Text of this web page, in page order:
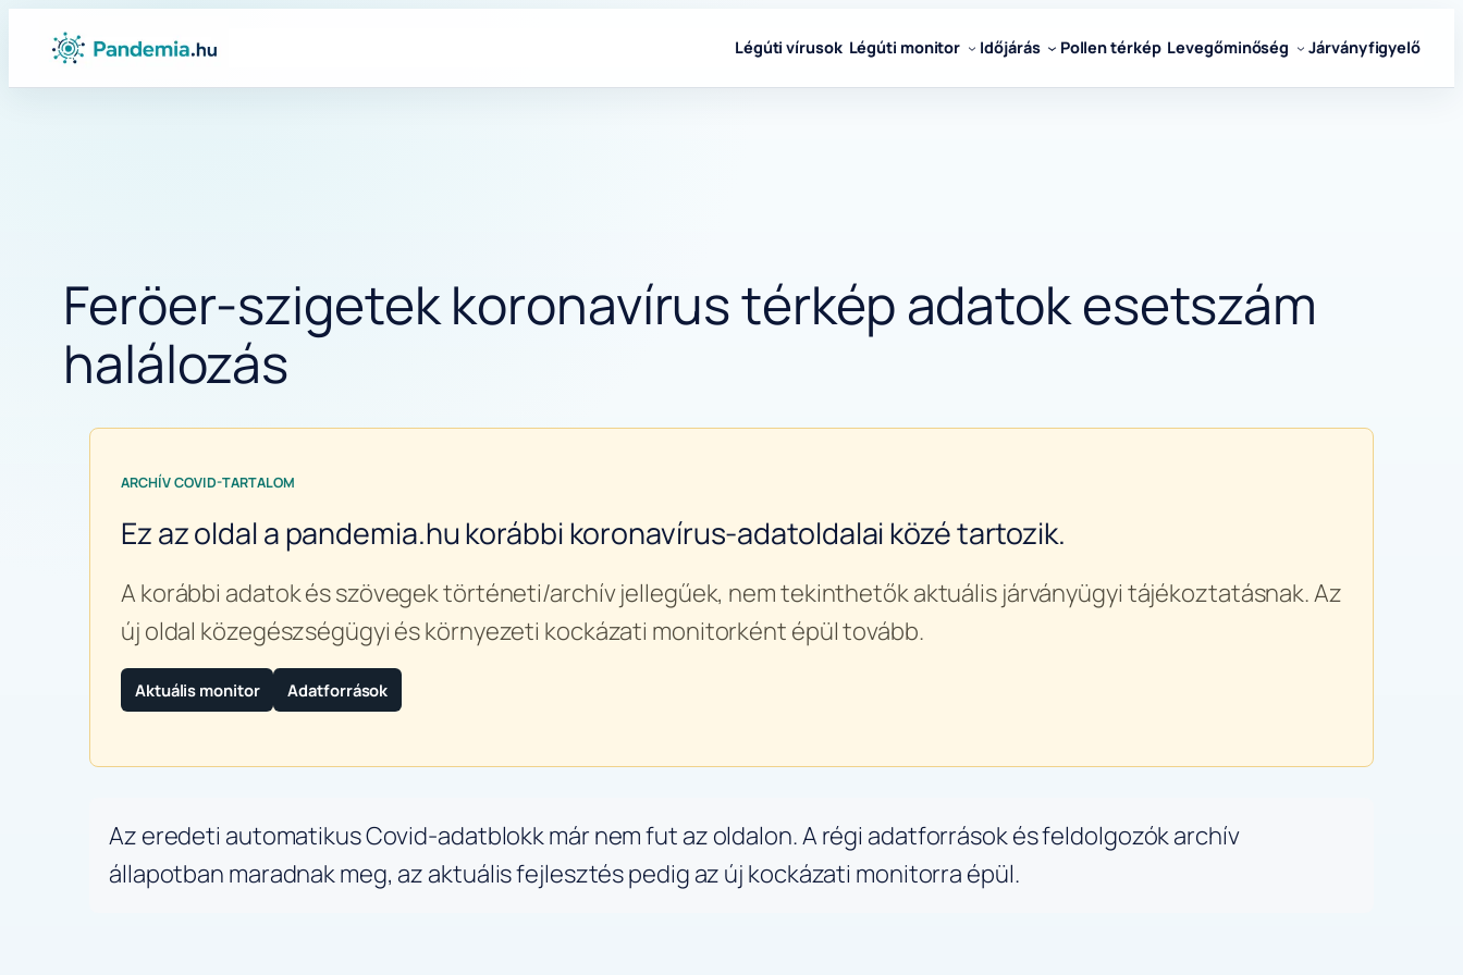
Ugrás
tartalomhoz
Légúti vírusok Légúti monitor Időjárás Pollen térkép Levegőminőség Járványfigyelő
Feröer-szigetek koronavírus térkép adatok esetszám
halálozás
ARCHÍV COVID-TARTALOM
Ez az oldal a pandemia.hu korábbi koronavírus-adatoldalai közé tartozik.
A korábbi adatok és szövegek történeti/archív jellegűek, nem tekinthetők aktuális járványügyi tájékoztatásnak. Az
új oldal közegészségügyi és környezeti kockázati monitorként épül tovább.
Aktuális monitor Adatforrások
Az eredeti automatikus Covid-adatblokk már nem fut az oldalon. A régi adatforrások és feldolgozók archív
állapotban maradnak meg, az aktuális fejlesztés pedig az új kockázati monitorra épül.